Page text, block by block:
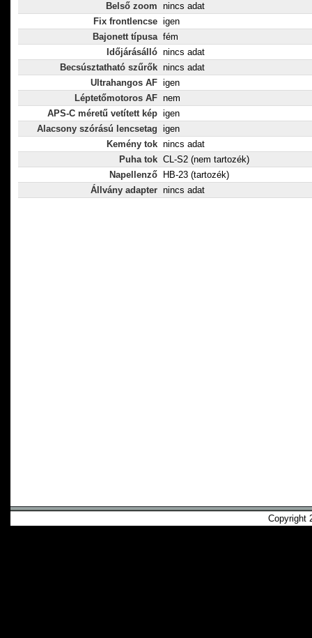
Belső zoom nincs adat
Fix frontlencse igen
Bajonett típusa fém
Időjárásálló nincs adat
Becsúsztatható szűrők nincs adat
Ultrahangos AF igen
Léptetőmotoros AF nem
APS-C méretű vetített kép igen
Alacsony szórású lencsetag igen
Kemény tok nincs adat
Puha tok CL-S2 (nem tartozék)
Napellenző
HB-23 (tartozék)
Állvány adapter nincs adat
Copyright